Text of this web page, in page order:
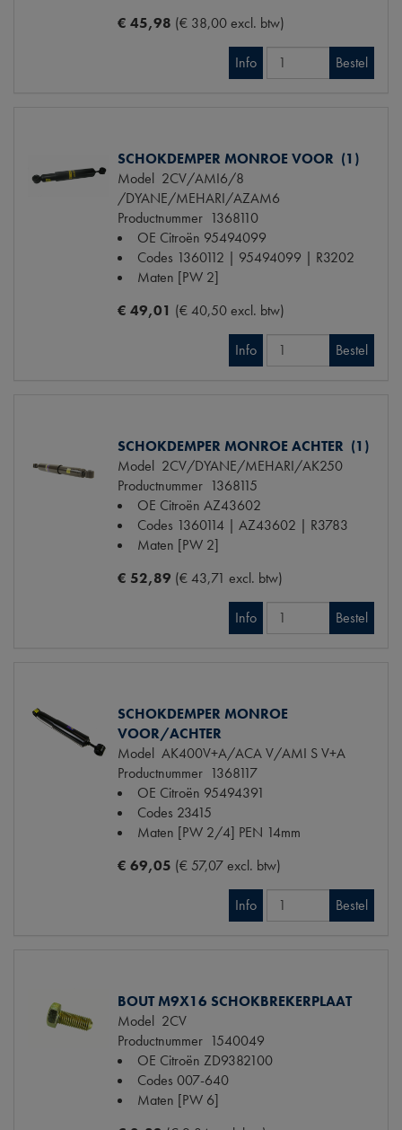
€ 45,98 (€ 38,00 excl. btw)
Info Bestel
SCHOKDEMPER MONROE VOOR (1)
Model 2CV/AMI6/8
/DYANE/MEHARI/AZAM6
Productnummer 1368110
OE Citroën 95494099
Codes 1360112 | 95494099 | R3202
Maten [PW 2]
€ 49,01 (€ 40,50 excl. btw)
Info Bestel
SCHOKDEMPER MONROE ACHTER (1)
Model 2CV/DYANE/MEHARI/AK250
Productnummer 1368115
OE Citroën AZ43602
Codes 1360114 | AZ43602 | R3783
Maten [PW 2]
€ 52,89 (€ 43,71 excl. btw)
Info Bestel
SCHOKDEMPER MONROE
VOOR/ACHTER
Model AK400V+A/ACA V/AMI S V+A
Productnummer 1368117
OE Citroën 95494391
Codes 23415
Maten [PW 2/4] PEN 14mm
€ 69,05 (€ 57,07 excl. btw)
Info Bestel
BOUT M9X16 SCHOKBREKERPLAAT
Model 2CV
Productnummer 1540049
OE Citroën ZD9382100
Codes 007-640
Maten [PW 6]